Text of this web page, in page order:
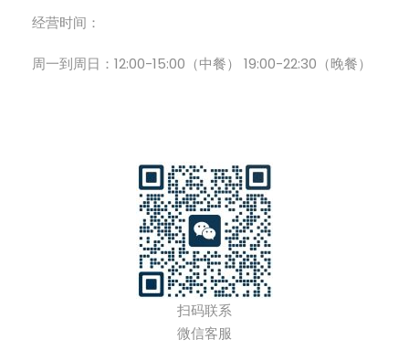
经营时间：
周一到周日：12:00-15:00（中餐） 19:00-22:30（晚餐）
扫码联系
微信客服